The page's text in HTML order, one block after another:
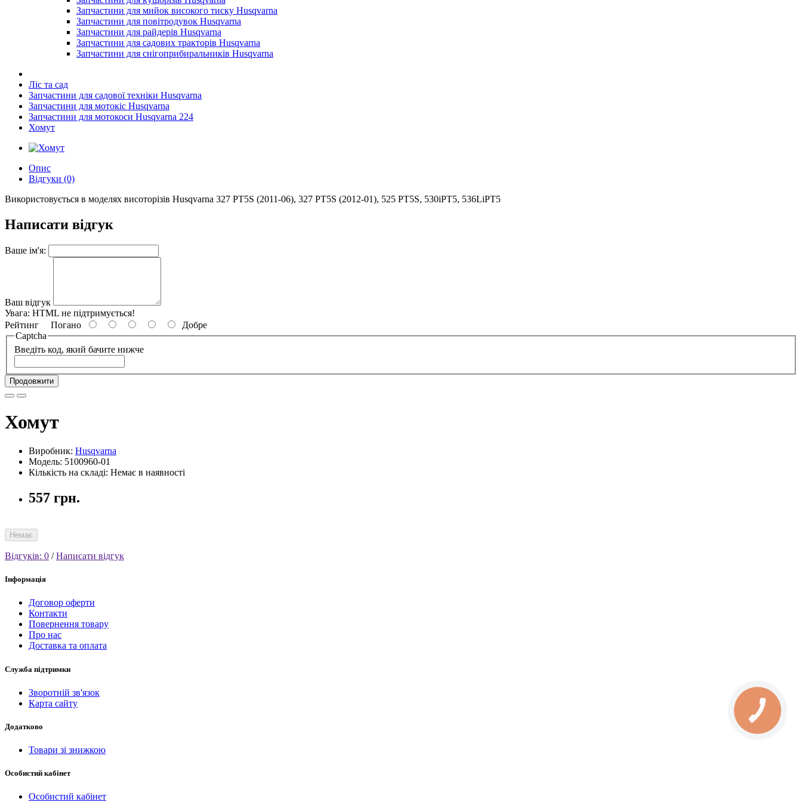
Запчастини для мийок високого тиску Husqvarna
Запчастини для повітродувок Husqvarna
Запчастини для райдерів Husqvarna
Запчастини для садових тракторів Husqvarna
Запчастини для снігоприбиральників Husqvarna
Ліс та сад
Запчастини для садової техніки Husqvarna
Запчастини для мотокіс Husqvarna
Запчастини для мотокоси Husqvarna 224
Хомут
Опис
Відгуки (0)
Використовується в моделях висоторізів Husqvarna 327 PT5S (2011-06), 327 PT5S (2012-01), 525 PT5S, 530iPT5, 536LiPT5
Написати відгук
Ваше ім'я:
Ваш відгук
Увага: HTML не підтримується!
Рейтинг Погано
Добре
Captcha
Введіть код, який бачите нижче
Продовжити
Хомут
Виробник: Husqvarna
Модель: 5100960-01
Кількість на складі: Немає в наявності
557 грн.
Немає
Відгуків: 0 /Написати відгук
Інформація
Договор оферти
Контакти
Повернення товару
Про нас
Доставка та оплата
Служба підтримки
Зворотній зв'язок
Карта сайту
Додатково
Товари зі знижкою
Особистий кабінет
Особистий кабінет